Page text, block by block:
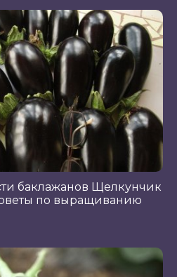
баклажанов Щелкунчик
по выращиванию